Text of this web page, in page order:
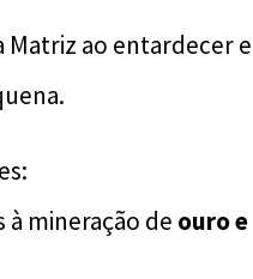
Matriz ao entardecer e
à mineração de ouro e